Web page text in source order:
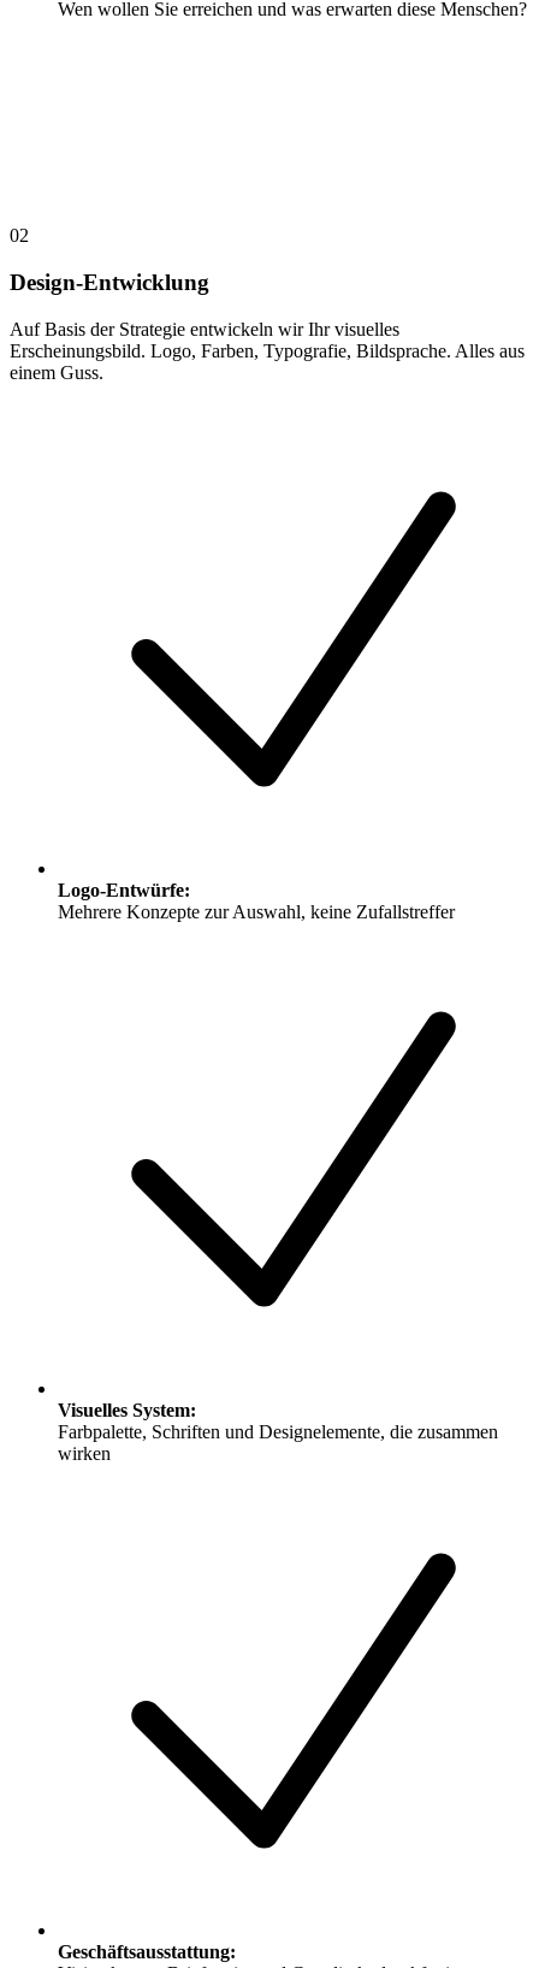
Wen wollen Sie erreichen und was erwarten diese Menschen?
02
Design-Entwicklung
Auf Basis der Strategie entwickeln wir Ihr visuelles
Erscheinungsbild. Logo, Farben, Typografie, Bildsprache. Alles aus
einem Guss.
Logo-Entwürfe:
Mehrere Konzepte zur Auswahl, keine Zufallstreffer
Visuelles System:
Farbpalette, Schriften und Designelemente, die zusammen
wirken
Geschäftsausstattung: